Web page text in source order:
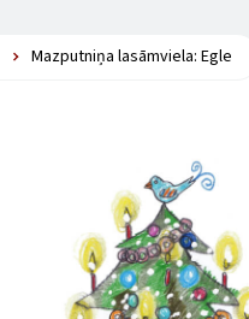
Mazputniņa lasāmviela: Egle